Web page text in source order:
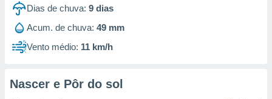
Dias de chuva: 9 dias
Acum. de chuva: 49 mm
Vento médio: 11 km/h
Nascer e Pôr do sol